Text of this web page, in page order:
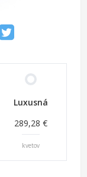
Luxusná
289,28 €
kvetov